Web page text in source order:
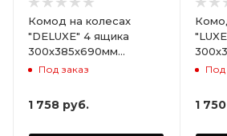
Комод на колесах
"DELUXE" 4 ящика
300х385х690мм
(Светло-бежевый)
Под заказ
1 758 руб.
Под
1 750